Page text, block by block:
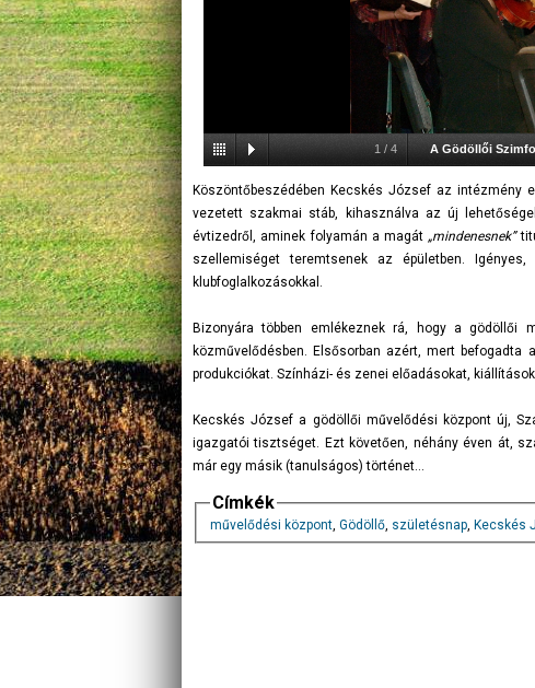
1/ 4 A Gödöllői
Köszöntőbeszédében Kecskés József az
vezetett szakmai stáb, kihasználva az új
évtizedről, aminek folyamán a magát„mindenesnek”
szellemiséget teremtsenek az épületben.
klubfoglalkozásokkal.
Bizonyára többen emlékeznek rá, hogy a gödöllői
közművelődésben. Elsősorban azért, mert
produkciókat. Színházi- és zenei előadásokat,
Kecskés József a gödöllői művelődési központ új,
igazgatói tisztséget. Ezt követően, néhány éven át,
már egy másik (tanulságos) történet...
Címkék
művelődési központ, Gödöllő, születésnap, Kecskés